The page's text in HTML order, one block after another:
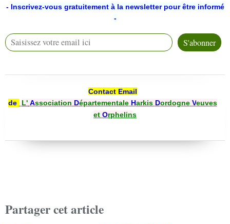
- Inscrivez-vous gratuitement à la newsletter pour être informé
-
Contact Email
de
L' Association DépartementaleHarkis DordogneVeuves
et Orphelins
Partager cet article